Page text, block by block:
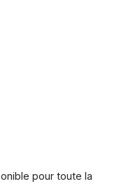
pour toute la